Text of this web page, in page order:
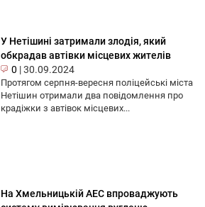
У Нетішині затримали злодія, який
обкрадав автівки місцевих жителів
0 |30.09.2024
Протягом серпня-вересня поліцейські міста
Нетішин отримали два повідомлення про
крадіжки з автівок місцевих...
На Хмельницькій АЕС впроваджують